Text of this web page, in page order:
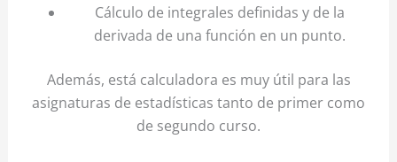
Cálculo de integrales definidas y de la
derivada de una función en un punto.
Además, está calculadora es muy útil para las
asignaturas de estadísticas tanto de primer como
de segundo curso.